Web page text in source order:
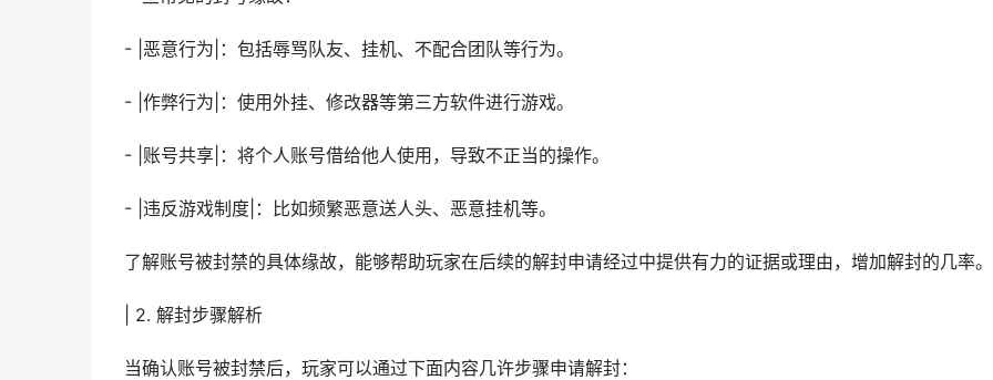
- |恶意行为|：包括辱骂队友、挂机、不配合团队等行为。
- |作弊行为|：使用外挂、修改器等第三方软件进行游戏。
- |账号共享|：将个人账号借给他人使用，导致不正当的操作。
- |违反游戏制度|：比如频繁恶意送人头、恶意挂机等。
了解账号被封禁的具体缘故，能够帮助玩家在后续的解封申请经过中提供有力的证据或理由，增加解封的几率。
| 2. 解封步骤解析
当确认账号被封禁后，玩家可以通过下面内容几许步骤申请解封：